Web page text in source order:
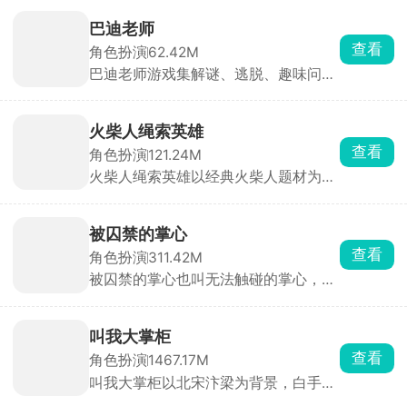
衣服，用跳舞的方式与其他玩家同台竞
技，提升自己的艺术品鉴能力和身体灵
活性。游戏中有大量的音乐曲库，环境
也可以自由探索，努力成为你心目中的
巴迪老师
角色扮演62.42M
巴迪老师游戏集解谜、逃脱、趣味问答
花八门的谜题，一边想办法逃出学校。
一路上还会接连碰到各种脑洞大开的虐
心难题，想要通关可没那么简单。
查看
火柴人绳索英雄
角色扮演121.24M
火柴人绳索英雄以经典火柴人题材为主
扫荡，寻找对城市有威胁的敌人，充分
展示高超的技能，与敌人展开激烈的格
斗，还可以解锁更多武器和装备，完成
拯救城市的挑战。
查看
被囚禁的掌心
角色扮演311.42M
被囚禁的掌心也叫无法触碰的掌心，玩
恋爱故事。通过独特的体感式触碰玩
法，只需将手掌或额头轻贴手机屏幕，
即可与男主深情互动。游戏内，监视玩
法增添趣味，观察男主房间、触摸互
查看
叫我大掌柜
角色扮演1467.17M
叫我大掌柜以北宋汴梁为背景，白手起
查看